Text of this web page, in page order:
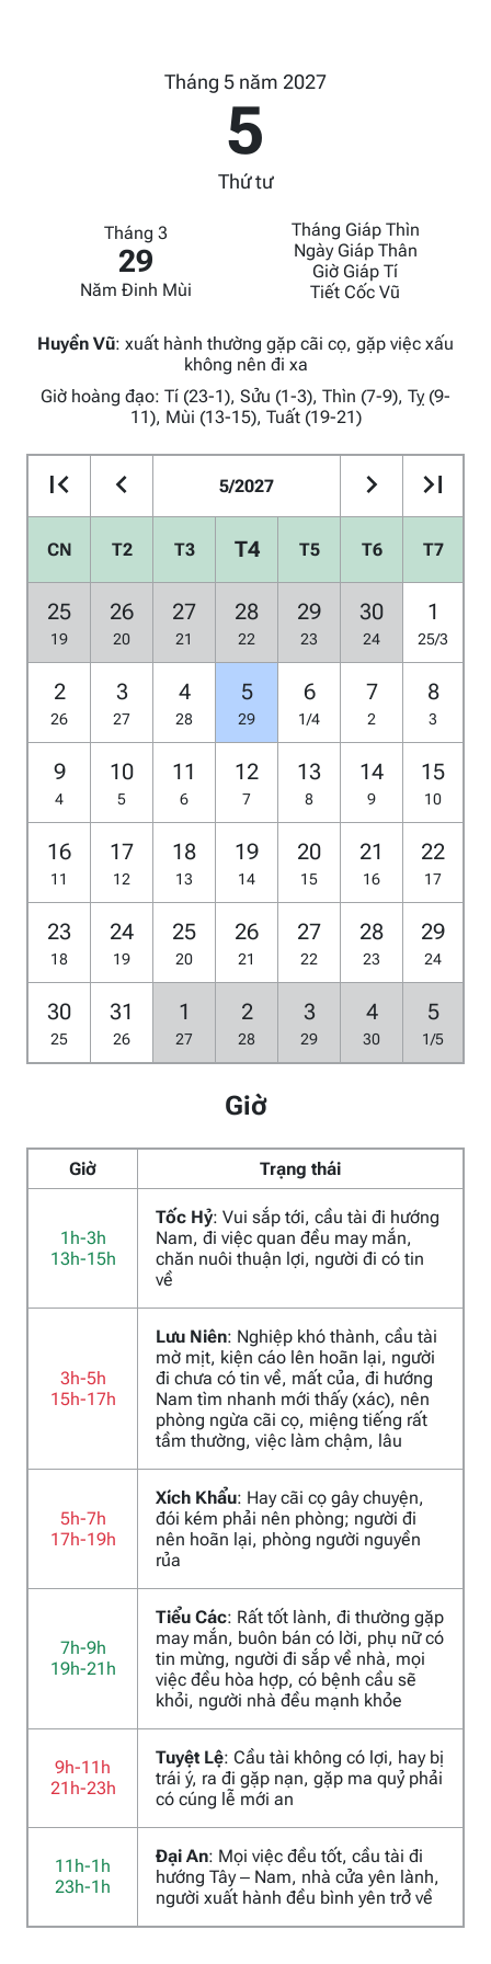
Tháng 5 năm 2027
5
Thứ tư
Tháng 3
29
Năm Đinh Mùi
Tháng Giáp Thìn
Ngày Giáp Thân
Giờ Giáp Tí
Tiết Cốc Vũ
Huyền Vũ: xuất hành thường gặp cãi cọ, gặp việc xấu
không nên đi xa
Giờ hoàng đạo: Tí (23-1), Sửu (1-3), Thìn (7-9), Tỵ (9-
11), Mùi (13-15), Tuất (19-21)
5/2027
CN T2 T3 T4 T5 T6 T7
25
19
26
20
27
21
28
22
29
23
30
24
1
25/3
2
26
3
27
4
28
5
29
6
1/4
7
2
8
3
9
4
10
5
11
6
12
7
13
8
14
9
15
10
16
11
17
12
18
13
19
14
20
15
21
16
22
17
23
18
24
19
25
20
26
21
27
22
28
23
29
24
30
25
31
26
1
27
2
28
3
29
4
30
5
1/5
Giờ
Giờ Trạng thái
1h-3h
13h-15h
Tốc Hỷ: Vui sắp tới, cầu tài đi hướng
Nam, đi việc quan đều may mắn,
chăn nuôi thuận lợi, người đi có tin
về
3h-5h
15h-17h
Lưu Niên: Nghiệp khó thành, cầu tài
mờ mịt, kiện cáo lên hoãn lại, người
đi chưa có tin về, mất của, đi hướng
Nam tìm nhanh mới thấy (xác), nên
phòng ngừa cãi cọ, miệng tiếng rất
tầm thường, việc làm chậm, lâu
5h-7h
17h-19h
Xích Khẩu: Hay cãi cọ gây chuyện,
đói kém phải nên phòng; người đi
nên hoãn lại, phòng người nguyền
rủa
7h-9h
19h-21h
Tiểu Các: Rất tốt lành, đi thường gặp
may mắn, buôn bán có lời, phụ nữ có
tin mừng, người đi sắp về nhà, mọi
việc đều hòa hợp, có bệnh cầu sẽ
khỏi, người nhà đều mạnh khỏe
9h-11h
21h-23h
Tuyệt Lệ: Cầu tài không có lợi, hay bị
trái ý, ra đi gặp nạn, gặp ma quỷ phải
có cúng lễ mới an
11h-1h
23h-1h
Đại An: Mọi việc đều tốt, cầu tài đi
hướng Tây – Nam, nhà cửa yên lành,
người xuất hành đều bình yên trở về